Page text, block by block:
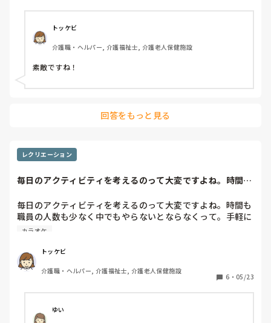
ぬ？！誰だ？！？
調べてみよう！！！
現役のシンガーソングライターか！！！！！！
新手のジャンルだ！！！！！！！
介助方法もだけど、レクリエーションのカラオケも日々更新
用者さんも居たらしい）
トッケビ
介護職・ヘルパー, 介護福祉士, 介護老人保健施設
素敵ですね！
回答をもっと見る
レクリエーション
毎日のアクティビティを考えるのって大変ですよね。時間も
毎日のアクティビティを考えるのって大変ですよね。時間も
職員の人数も少なく中でもやらないとならなくって。手軽に
出来るカラオケに頼ってしまい楽しめているか微妙です。と
ゲームはやりたがらない。やってあげたいのは山々なのにな
ぁといつも思うんです。
カラオケ
トッケビ
介護職・ヘルパー, 介護福祉士, 介護老人保健施設
6 ・ 05/23
ゆい